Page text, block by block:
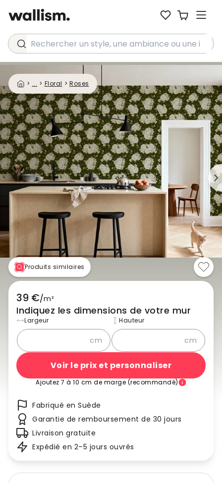
Rechercher un style, une ambiance ou une idée...
> ... > Floral > Roses
Produits similaires
39 €/m²
Indiquez les dimensions de votre mur
Largeur
cm
Hauteur
cm
Voir le prix et personnaliser
Ajoutez 7 à 10 cm de marge (recommandé)
Fabriqué en Suède
Garantie de remboursement de 30 jours
Livraison gratuite
Expédié en 2–5 jours ouvrés